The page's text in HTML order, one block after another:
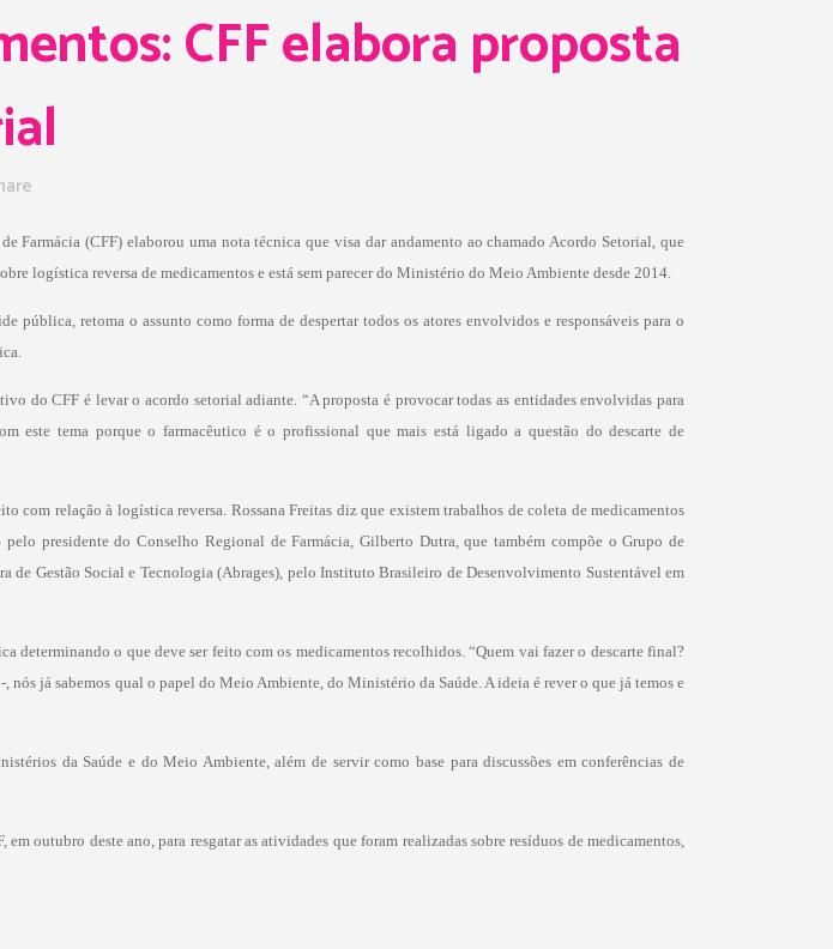
CFF elabora proposta
Farmácia (CFF) elaborou uma nota técnica que visa dar andamento ao chamado Acordo Setorial, que
logística reversa de medicamentos e está sem parecer do Ministério do Meio Ambiente desde 2014.
pública, retoma o assunto como forma de despertar todos os atores envolvidos e responsáveis para o
do CFF é levar o acordo setorial adiante. “A proposta é provocar todas as entidades envolvidas para
este tema porque o farmacêutico é o profissional que mais está ligado a questão do descarte de
com relação à logística reversa. Rossana Freitas diz que existem trabalhos de coleta de medicamentos
presidente do Conselho Regional de Farmácia, Gilberto Dutra, que também compõe o Grupo de
Gestão Social e Tecnologia (Abrages), pelo Instituto Brasileiro de Desenvolvimento Sustentável em
determinando o que deve ser feito com os medicamentos recolhidos. “Quem vai fazer o descarte final?
já sabemos qual o papel do Meio Ambiente, do Ministério da Saúde. A ideia é rever o que já temos e
da Saúde e do Meio Ambiente, além de servir como base para discussões em conferências de
outubro deste ano, para resgatar as atividades que foram realizadas sobre resíduos de medicamentos,